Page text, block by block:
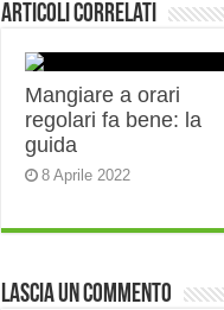
Articoli correlati
Mangiare a orari
regolari fa bene: la
guida
8 Aprile 2022
Lascia un commento